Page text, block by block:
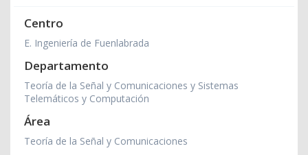
Centro
E. Ingeniería de Fuenlabrada
Departamento
Teoría de la Señal y Comunicaciones y Sistemas
Telemáticos y Computación
Área
Teoría de la Señal y Comunicaciones